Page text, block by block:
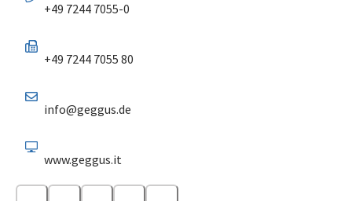
+49 7244 7055-0
+49 7244 7055 80
info@geggus.de
www.geggus.it